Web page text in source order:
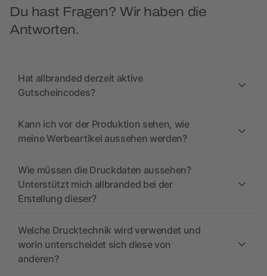
Du hast Fragen? Wir haben die
Antworten.
Hat allbranded derzeit aktive
Gutscheincodes?
Kann ich vor der Produktion sehen, wie
meine Werbeartikel aussehen werden?
Wie müssen die Druckdaten aussehen?
Unterstützt mich allbranded bei der
Erstellung dieser?
Welche Drucktechnik wird verwendet und
worin unterscheidet sich diese von
anderen?